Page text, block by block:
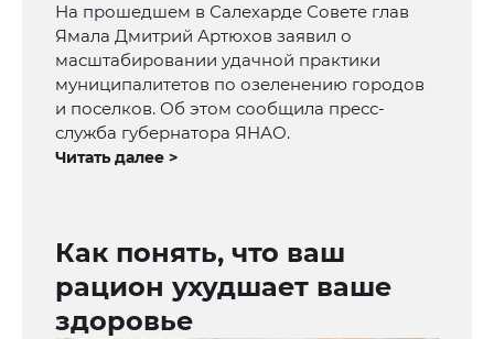
На прошедшем в Салехарде Совете глав
Ямала Дмитрий Артюхов заявил о
масштабировании удачной практики
муниципалитетов по озеленению городов
и поселков. Об этом сообщила пресс-
служба губернатора ЯНАО.
Читать далее >
Как понять, что ваш
рацион ухудшает ваше
здоровье